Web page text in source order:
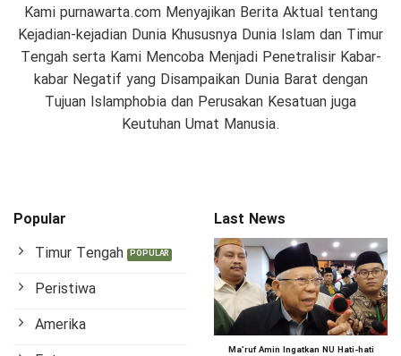
Kami purnawarta.com Menyajikan Berita Aktual tentang
Kejadian-kejadian Dunia Khususnya Dunia Islam dan Timur
Tengah serta Kami Mencoba Menjadi Penetralisir Kabar-
kabar Negatif yang Disampaikan Dunia Barat dengan
Tujuan Islamphobia dan Perusakan Kesatuan juga
Keutuhan Umat Manusia.
Popular
Timur Tengah
Peristiwa
Amerika
Last News
Ma’ruf Amin Ingatkan NU Hati-hati